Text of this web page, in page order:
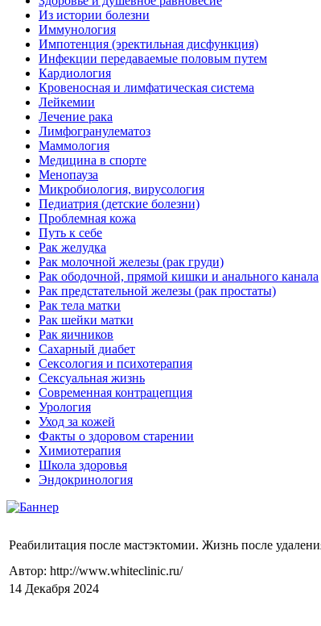
Из истории болезни
Иммунология
Импотенция (эректильная дисфункция)
Инфекции передаваемые половым путем
Кардиология
Кровеносная и лимфатическая система
Лейкемии
Лечение рака
Лимфогранулематоз
Маммология
Медицина в спорте
Менопауза
Микробиология, вирусология
Педиатрия (детские болезни)
Проблемная кожа
Путь к себе
Рак желудка
Рак молочной железы (рак груди)
Рак ободочной, прямой кишки и анального канала
Рак предстательной железы (рак простаты)
Рак тела матки
Рак шейки матки
Рак яичников
Сахарный диабет
Сексология и психотерапия
Сексуальная жизнь
Современная контрацепция
Урология
Уход за кожей
Факты о здоровом старении
Химиoтерапия
Школа здоровья
Эндокринология
Реабилитация после мастэктомии. Жизнь после
Автор: http://www.whiteclinic.ru/
14 Декабря 2024